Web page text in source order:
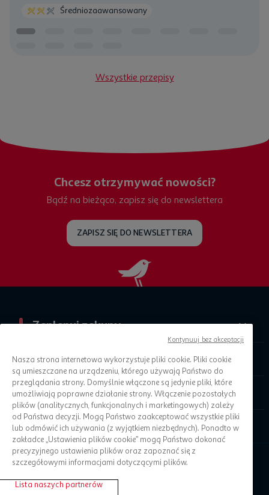
Średniozaawansowany
Wszystkie przepisy
Chcesz otrzymywać nowości?
Bądź na bieżąco, zapisz się do newslettera
ZAPISZ SIĘ DO NEWSLETTERA
Zaplanuj zakupy
O Auchan
Informacje prawne
Pomoc
Nasza strona internetowa wykorzystuje pliki cookie. Pliki cookie
są umieszczane na urządzeniu, którego używają Państwo do
przeglądania strony. Domyślnie włączone są jedynie pliki, które
umożliwiają poprawne działanie strony. Włączenie pozostałych
plików (analitycznych, funkcjonalnych i marketingowych) zależy
od Państwa decyzji. Mogą Państwo zaakceptować wszystkie pliki
lub odmówić ich używania (z wyjątkiem niezbędnych). Ponadto w
zakładce „Ustawienia plików cookie” mogą Państwo dokonać
precyzyjnego ustawienia plików oraz zapoznać się z
szczegółowymi informacjami dotyczącymi plików.
Lista naszych partnerów
Kontynuuj bez akceptacji